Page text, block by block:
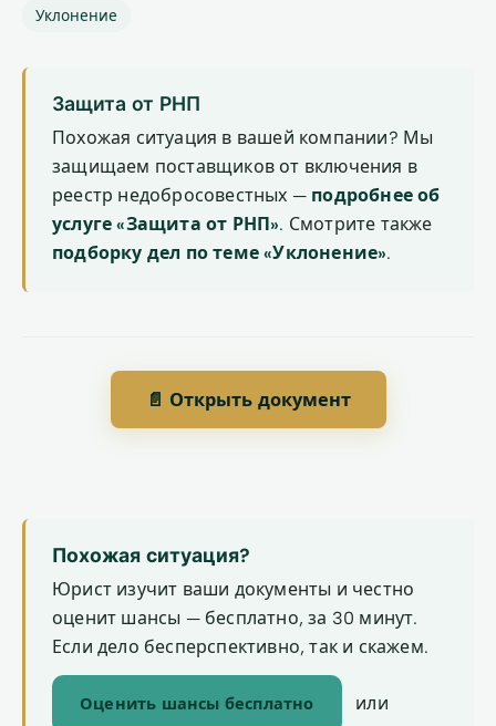
Уклонение
Защита от РНП
Похожая ситуация в вашей компании? Мы
защищаем поставщиков от включения в
реестр недобросовестных — подробнее об
услуге «Защита от РНП». Смотрите также
подборку дел по теме «Уклонение».
📄 Открыть документ
Похожая ситуация?
Юрист изучит ваши документы и честно
оценит шансы — бесплатно, за 30 минут.
Если дело бесперспективно, так и скажем.
Оценить шансы бесплатно или